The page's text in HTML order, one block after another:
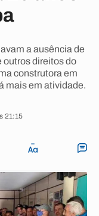
a ausência de
outros direitos do
construtora em
mais em atividade.
21:15